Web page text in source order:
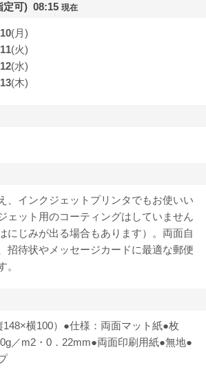
定可) 08:15 現在
(月)
(火)
(水)
(木)
、インクジェットプリンタでもお使いい
ェット用のコーティングはしていません
にじみが出る場合もあります）。両面自
招待状やメッセージカードに最適な郵便
。
横100）●仕様：両面マット紙●枚
／m2・0．22mm●両面印刷用紙●無地●